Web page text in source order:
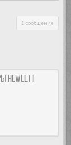
1 сообщение
Hewlett